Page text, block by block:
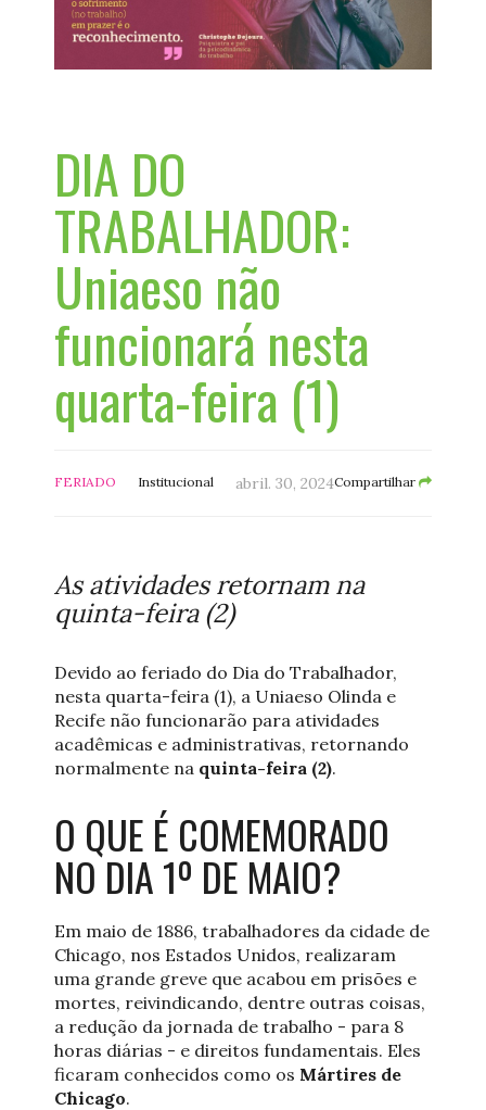
DIA DO
TRABALHADOR:
Uniaeso não
funcionará nesta
quarta-feira (1)
FERIADO Institucional abril. 30, 2024Compartilhar
As atividades retornam na
quinta-feira (2)
Devido ao feriado do Dia do Trabalhador,
nesta quarta-feira (1), a Uniaeso Olinda e
Recife não funcionarão para atividades
acadêmicas e administrativas, retornando
normalmente na quinta-feira (2).
O QUE É COMEMORADO
NO DIA 1º DE MAIO?
Em maio de 1886, trabalhadores da cidade de
Chicago, nos Estados Unidos, realizaram
uma grande greve que acabou em prisões e
mortes, reivindicando, dentre outras coisas,
a redução da jornada de trabalho - para 8
horas diárias - e direitos fundamentais. Eles
ficaram conhecidos como os Mártires de
Chicago.